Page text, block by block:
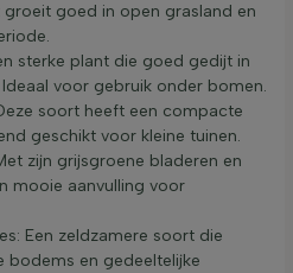
groeit goed in open grasland en
sterke plant die goed gedijt in
voor gebruik onder bomen.
soort heeft een compacte
geschikt voor kleine tuinen.
zijn grijsgroene bladeren en
mooie aanvulling voor
Een zeldzamere soort die
en gedeeltelijke